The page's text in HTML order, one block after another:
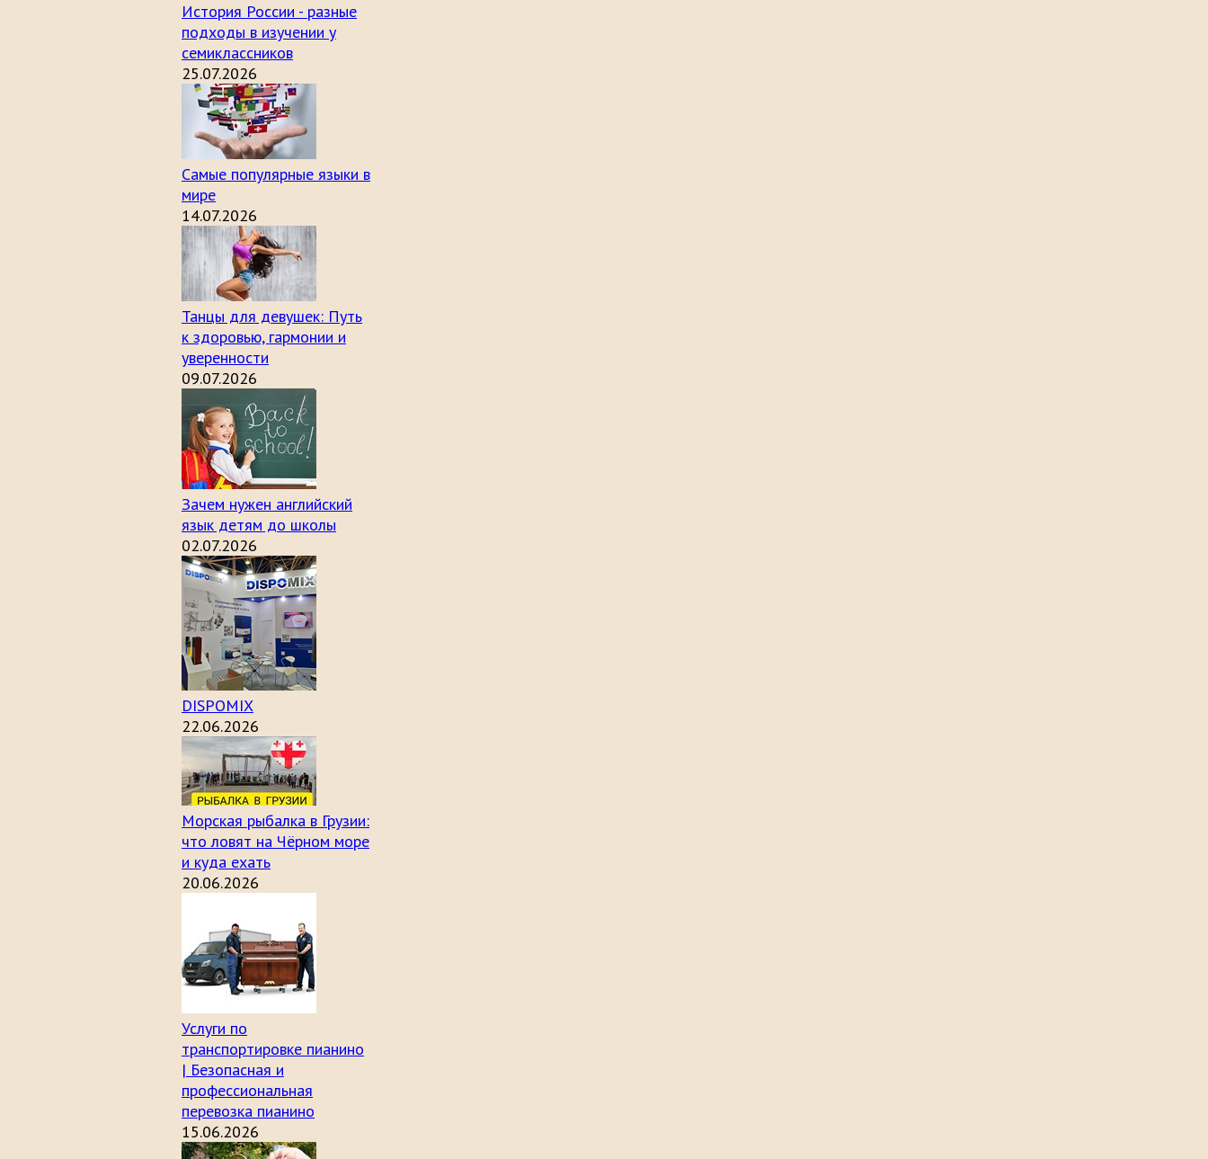
История России - разные
подходы в изучении у
семиклассников
25.07.2026
Самые популярные языки в
мире
14.07.2026
Танцы для девушек: Путь
к здоровью, гармонии и
уверенности
09.07.2026
Зачем нужен английский
язык детям до школы
02.07.2026
DISPOMIX
22.06.2026
Морская рыбалка в Грузии:
что ловят на Чёрном море
и куда ехать
20.06.2026
Услуги по
транспортировке пианино
| Безопасная и
профессиональная
перевозка пианино
15.06.2026